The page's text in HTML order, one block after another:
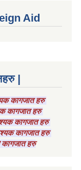
Aid
|
कागजात हरु
कागजात हरु
कागजात हरु
कागजात हरु
कागजात हरु